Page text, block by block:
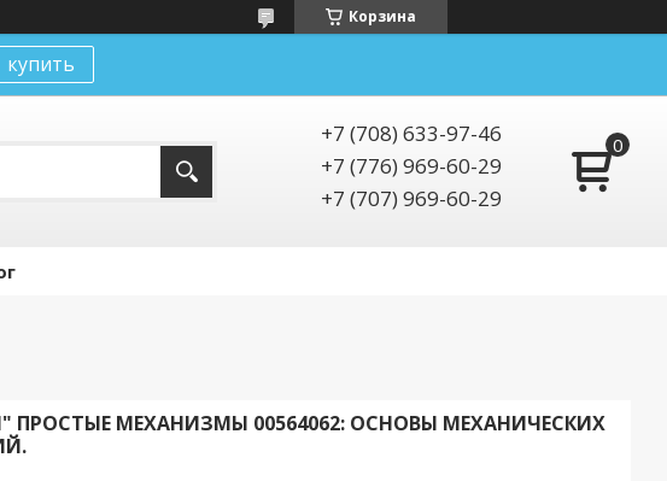
Корзина
купить
+7 (708) 633-97-46
+7 (776) 969-60-29
+7 (707) 969-60-29
ПРОСТЫЕ МЕХАНИЗМЫ 00564062: ОСНОВЫ МЕХАНИЧЕСКИХ